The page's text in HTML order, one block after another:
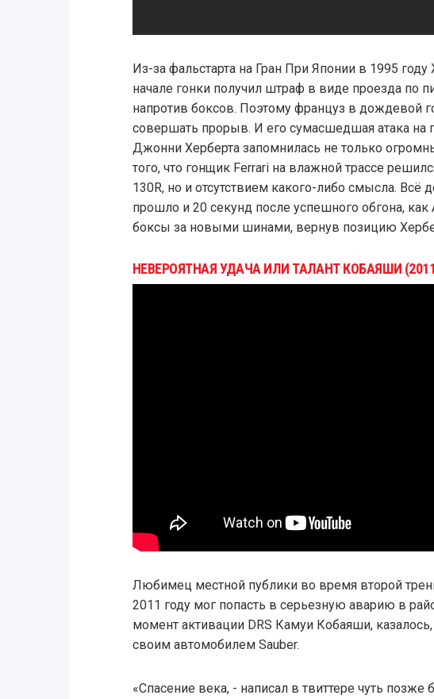
Из-за фальстарта на Гран При Японии в 1995
начале гонки получил штраф в виде проезда по
напротив боксов. Поэтому француз в дождевой
совершать прорыв. И его сумасшедшая атака на
Джонни Херберта запомнилась не только
того, что гонщик Ferrari на влажной трассе
130R, но и отсутствием какого-либо смысла. Всё
прошло и 20 секунд после успешного обгона, как
боксы за новыми шинами, вернув позицию
НЕВЕРОЯТНАЯ УДАЧА ИЛИ ТАЛАНТ КОБАЯШИ
Любимец местной публики во время второй
2011 году мог попасть в серьезную аварию в
момент активации DRS Камуи Кобаяши,
своим автомобилем Sauber.
«Спасение века, - написал в твиттере чуть